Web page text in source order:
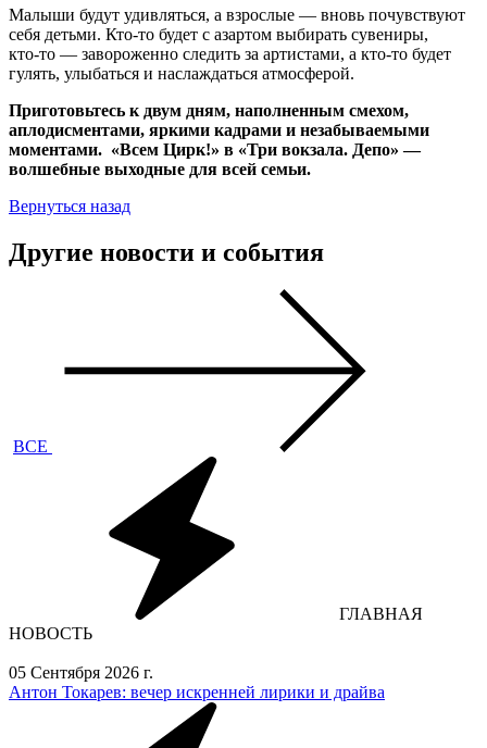
Малыши будут удивляться, а взрослые — вновь почувствуют
себя детьми. Кто‑то будет с азартом выбирать сувениры,
кто‑то — завороженно следить за артистами, а кто‑то будет
гулять, улыбаться и наслаждаться атмосферой.
Приготовьтесь к двум дням, наполненным смехом,
аплодисментами, яркими кадрами и незабываемыми
моментами. «Всем Цирк!» в «Три вокзала. Депо» —
волшебные выходные для всей семьи.
Вернуться назад
Другие новости и события
ВСЕ
ГЛАВНАЯ
НОВОСТЬ
05 Сентября 2026 г.
Антон Токарев: вечер искренней лирики и драйва